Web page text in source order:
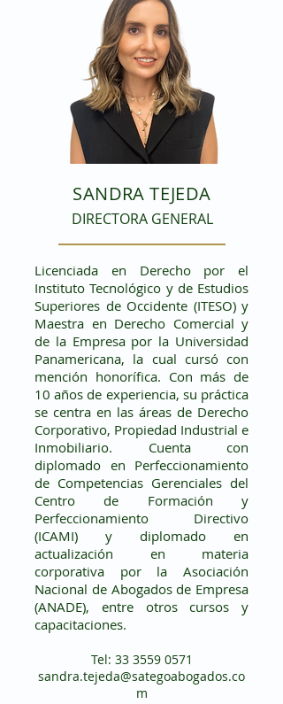
SANDRA TEJEDA
DIRECTORA GENERAL
Licenciada en Derecho por el
Instituto Tecnológico y de Estudios
Superiores de Occidente (ITESO) y
Maestra en Derecho Comercial y
de la Empresa por la Universidad
Panamericana, la cual cursó con
mención honorífica. Con más de
10 años de experiencia, su práctica
se centra en las áreas de Derecho
Corporativo, Propiedad Industrial e
Inmobiliario. Cuenta con
diplomado en Perfeccionamiento
de Competencias Gerenciales del
Centro de Formación y
Perfeccionamiento Directivo
(ICAMI) y diplomado en
actualización en materia
corporativa por la Asociación
Nacional de Abogados de Empresa
(ANADE), entre otros cursos y
capacitaciones.
Tel: 33 3559 0571
sandra.tejeda@sategoabogados.co
m